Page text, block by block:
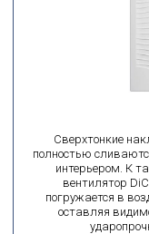
Сверхтонкие
полностью
интерьером. К
вентилятор
погружается в
оставляя